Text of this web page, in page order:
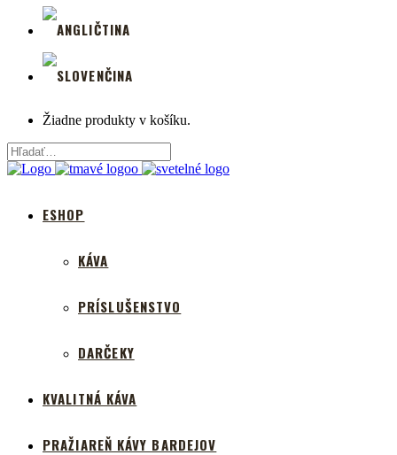
Žiadne produkty v košíku.
ESHOP
KÁVA
PRÍSLUŠENSTVO
DARČEKY
KVALITNÁ KÁVA
PRAŽIAREŇ KÁVY BARDEJOV